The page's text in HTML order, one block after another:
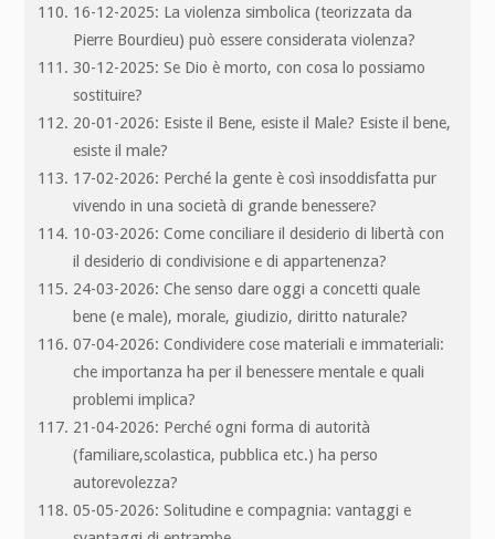
16-12-2025: La violenza simbolica (teorizzata da
Pierre Bourdieu) può essere considerata violenza?
30-12-2025: Se Dio è morto, con cosa lo possiamo
sostituire?
20-01-2026: Esiste il Bene, esiste il Male? Esiste il bene,
esiste il male?
17-02-2026: Perché la gente è così insoddisfatta pur
vivendo in una società di grande benessere?
10-03-2026: Come conciliare il desiderio di libertà con
il desiderio di condivisione e di appartenenza?
24-03-2026: Che senso dare oggi a concetti quale
bene (e male), morale, giudizio, diritto naturale?
07-04-2026: Condividere cose materiali e immateriali:
che importanza ha per il benessere mentale e quali
problemi implica?
21-04-2026: Perché ogni forma di autorità
(familiare,scolastica, pubblica etc.) ha perso
autorevolezza?
05-05-2026: Solitudine e compagnia: vantaggi e